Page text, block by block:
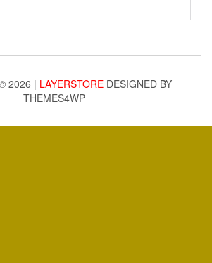
2026 | LAYERSTOREDESIGNED BY
THEMES4WP